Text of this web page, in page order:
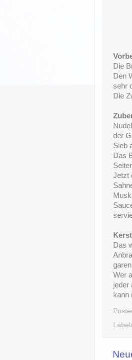
Die
Den
sehr
Die
der
Sieb
Das
Jetzt
Das
Wer
jeder
kann